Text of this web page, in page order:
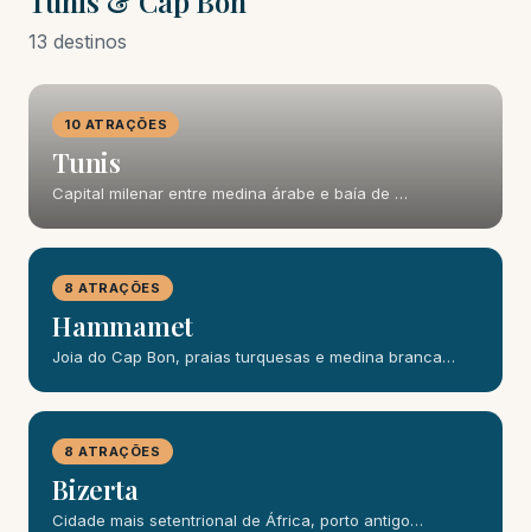
13 destinos
10 ATRAÇÕES
Tunis
Capital milenar entre medina árabe e baía de …
8 ATRAÇÕES
Hammamet
Joia do Cap Bon, praias turquesas e medina branca…
8 ATRAÇÕES
Bizerta
Cidade mais setentrional de África, porto antigo…